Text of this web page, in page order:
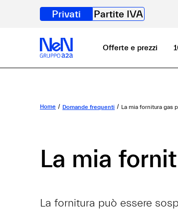
Privati Partite IVA
Offerte e prezzi
Home Domande frequenti La mia fornitura gas
La mia
La fornitura può essere